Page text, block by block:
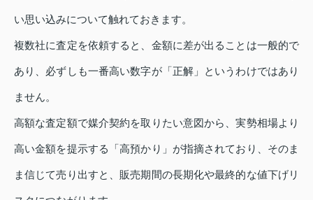
い思い込みについて触れておきます。
複数社に査定を依頼すると、金額に差が出ることは一般的で
あり、必ずしも一番高い数字が「正解」というわけではあり
ません。
高額な査定額で媒介契約を取りたい意図から、実勢相場より
高い金額を提示する「高預かり」が指摘されており、そのま
ま信じて売り出すと、販売期間の長期化や最終的な値下げリ